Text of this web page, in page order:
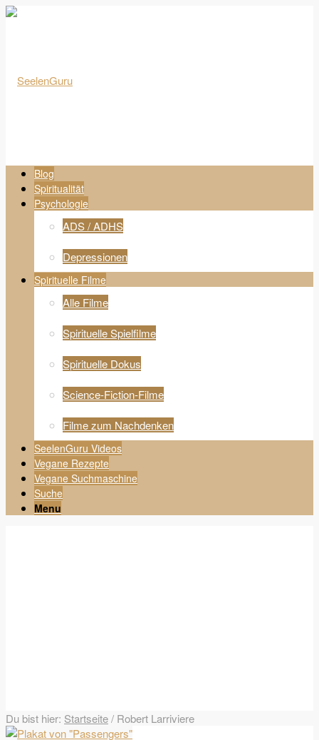
Blog
Spiritualität
Psychologie
ADS / ADHS
Depressionen
Spirituelle Filme
Alle Filme
Spirituelle Spielfilme
Spirituelle Dokus
Science-Fiction-Filme
Filme zum Nachdenken
SeelenGuru Videos
Vegane Rezepte
Vegane Suchmaschine
Suche
Menu
Du bist hier: Startseite/ Robert Larriviere